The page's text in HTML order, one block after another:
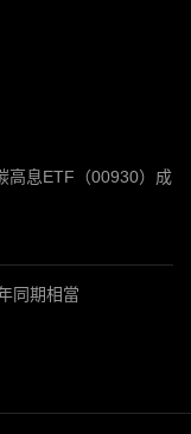
高息ETF（00930）成
同期相當